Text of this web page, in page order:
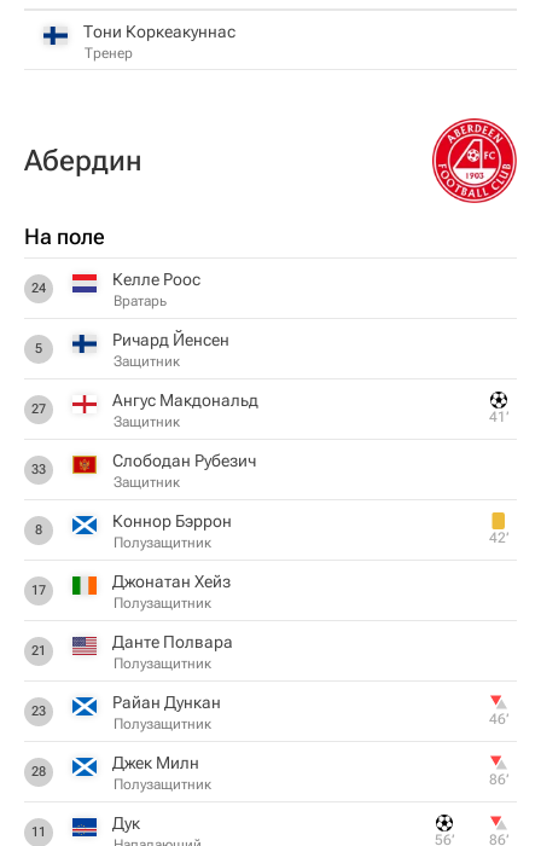
Тони Коркеакуннас
Тренер
Абердин
На поле
24 Келле Роос
Вратарь
5 Ричард Йенсен
Защитник
27 Ангус Макдональд
Защитник 41‎’‎
33 Слободан Рубезич
Защитник
8 Коннор Бэррон
Полузащитник 42‎’‎
17 Джонатан Хейз
Полузащитник
21 Данте Полвара
Полузащитник
23 Райан Дункан
Полузащитник 46‎’‎
28 Джек Милн
Полузащитник 86‎’‎
11 Дук
56‎’‎ 86‎’‎